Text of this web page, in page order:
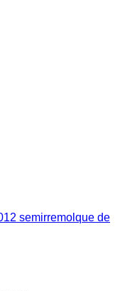
semirremolque de